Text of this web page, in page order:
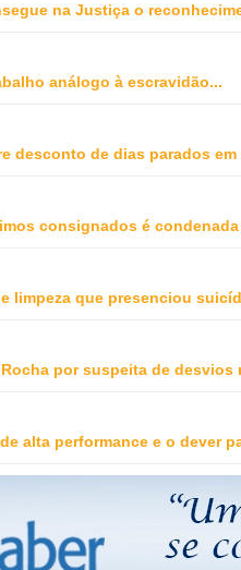
na Justiça o
análogo à escravidão...
desconto de dias parados
consignados é
limpeza que presenciou
por suspeita de desvios
alta performance e o dever